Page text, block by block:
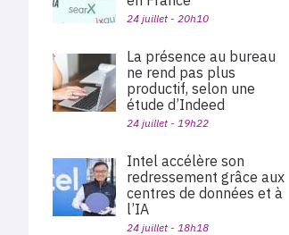
24 juillet - 20h10
La présence au bureau
ne rend pas plus
productif, selon une
étude d’Indeed
24 juillet - 19h22
Intel accélère son
redressement grâce aux
centres de données et à
l’IA
24 juillet - 18h18